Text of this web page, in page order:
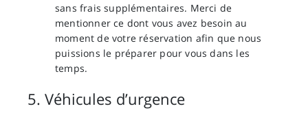
sans frais supplémentaires. Merci de
mentionner ce dont vous avez besoin au
moment de votre réservation afin que nous
puissions le préparer pour vous dans les
temps.
5. Véhicules d’urgence